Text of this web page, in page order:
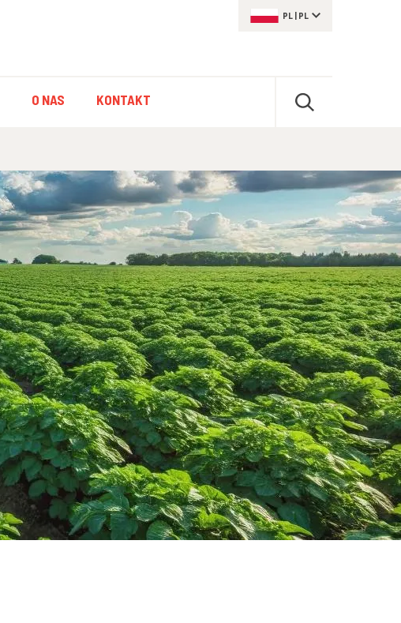
PL | PL
O NAS KONTAKT